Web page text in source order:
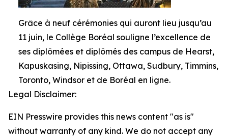
Grâce à neuf cérémonies qui auront lieu jusqu’au
11 juin, le Collège Boréal souligne l’excellence de
ses diplômées et diplômés des campus de Hearst,
Kapuskasing, Nipissing, Ottawa, Sudbury, Timmins,
Toronto, Windsor et de Boréal en ligne.
Legal Disclaimer:
EIN Presswire provides this news content "as is"
without warranty of any kind. We do not accept any